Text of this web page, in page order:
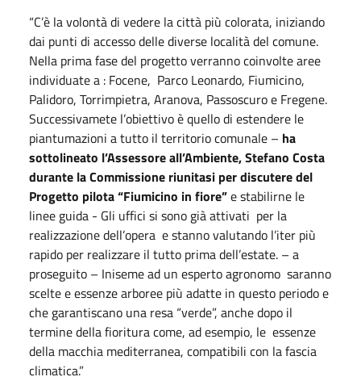
“C’è la volontà di vedere la città più colorata, iniziando
dai punti di accesso delle diverse località del comune.
Nella prima fase del progetto verranno coinvolte aree
individuate a : Focene, Parco Leonardo, Fiumicino,
Palidoro, Torrimpietra, Aranova, Passoscuro e Fregene.
Successivamete l’obiettivo è quello di estendere le
piantumazioni a tutto il territorio comunale – ha
sottolineato l’Assessore all’Ambiente, Stefano Costa
durante la Commissione riunitasi per discutere del
Progetto pilota “Fiumicino in fiore”e stabilirne le
linee guida - Gli uffici si sono già attivati per la
realizzazione dell’opera e stanno valutando l’iter più
rapido per realizzare il tutto prima dell’estate. – a
proseguito – Iniseme ad un esperto agronomo saranno
scelte e essenze arboree più adatte in questo periodo e
che garantiscano una resa “verde”, anche dopo il
termine della fioritura come, ad esempio, le essenze
della macchia mediterranea, compatibili con la fascia
climatica.”